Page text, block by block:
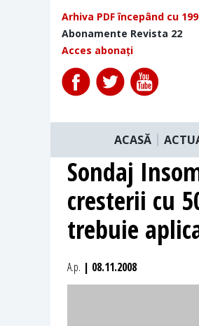
Arhiva PDF începând cu
Abonamente Revista 22
Acces abonați
ACASĂ
Sondaj
cresterii cu
trebuie
A.p. | 08.11.2008